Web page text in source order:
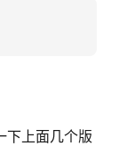
下上面几个版